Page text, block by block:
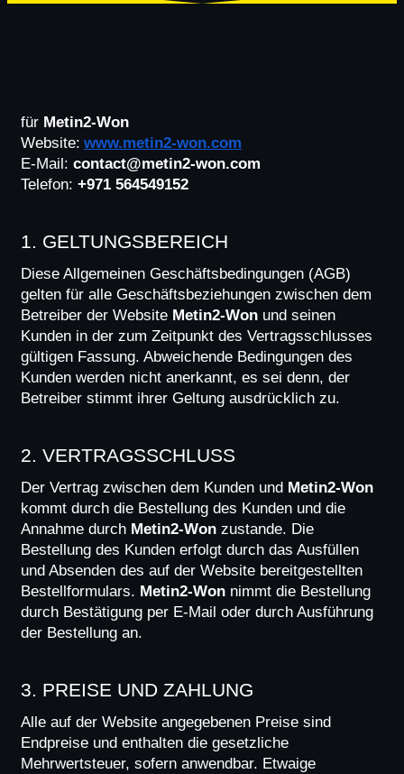
für Metin2-Won
Website: www.metin2-won.com
E-Mail: contact@metin2-won.com
Telefon: +971 564549152
1. GELTUNGSBEREICH
Diese Allgemeinen Geschäftsbedingungen (AGB)
gelten für alle Geschäftsbeziehungen zwischen dem
Betreiber der Website Metin2-Won und seinen
Kunden in der zum Zeitpunkt des Vertragsschlusses
gültigen Fassung. Abweichende Bedingungen des
Kunden werden nicht anerkannt, es sei denn, der
Betreiber stimmt ihrer Geltung ausdrücklich zu.
2. VERTRAGSSCHLUSS
Der Vertrag zwischen dem Kunden und Metin2-Won
kommt durch die Bestellung des Kunden und die
Annahme durch Metin2-Won zustande. Die
Bestellung des Kunden erfolgt durch das Ausfüllen
und Absenden des auf der Website bereitgestellten
Bestellformulars. Metin2-Won nimmt die Bestellung
durch Bestätigung per E-Mail oder durch Ausführung
der Bestellung an.
3. PREISE UND ZAHLUNG
Alle auf der Website angegebenen Preise sind
Endpreise und enthalten die gesetzliche
Mehrwertsteuer, sofern anwendbar. Etwaige